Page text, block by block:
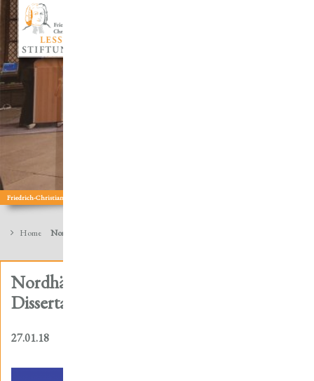
Friedrich-Christian-Lesser: Theologe | Wissenschaftler | Sammler | Autor
Home Nordhäuser Historikerin veröffentlicht Dissertation
Nordhäuser Historikerin veröffentlicht
Dissertation
27.01.18